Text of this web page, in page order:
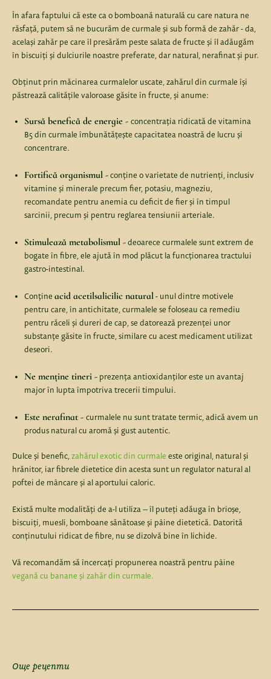
În afara faptului că este ca o bomboană naturală cu care natura ne
răsfață, putem să ne bucurăm de curmale și sub formă de zahăr - da,
același zahăr pe care îl presărăm peste salata de fructe și îl adăugăm
în biscuiți și dulciurile noastre preferate, dar natural, nerafinat și pur.
Obținut prin măcinarea curmalelor uscate, zahărul din curmale își
păstrează calitățile valoroase găsite în fructe, și anume:
Sursă benefică de energie - concentrația ridicată de vitamina
B5 din curmale îmbunătățește capacitatea noastră de lucru și
concentrare.
Fortifică organismul -conține o varietate de nutrienți, inclusiv
vitamine și minerale precum fier, potasiu, magneziu,
recomandate pentru anemia cu deficit de fier și în timpul
sarcinii, precum și pentru reglarea tensiunii arteriale.
Stimulează metabolismul -deoarece curmalele sunt extrem de
bogate în fibre, ele ajută în mod plăcut la funcționarea tractului
gastro-intestinal.
Conține acid acetilsalicilic natural- unul dintre motivele
pentru care, în antichitate, curmalele se foloseau ca remediu
pentru răceli și dureri de cap, se datorează prezenței unor
substanțe găsite în fructe, similare cu acest medicament utilizat
deseori.
Ne menține tineri - prezența antioxidanților este un avantaj
major în lupta împotriva trecerii timpului.
Este nerafinat - curmalele nu sunt tratate termic, adică avem un
produs natural cu aromă și gust autentic.
Dulce și benefic,zahărul exotic din curmale este original, natural și
hrănitor, iar fibrele dietetice din acesta sunt un regulator natural al
poftei de mâncare și al aportului caloric.
Există multe modalități de a-l utiliza – îl puteți adăuga în brioșe,
biscuiți, muesli, bomboane sănătoase și pâine dietetică. Datorită
conținutului ridicat de fibre, nu se dizolvă bine în lichide.
Vă recomandăm să încercați propunerea noastră pentru pâine
vegană cu banane și zahăr din curmale.
Още рецепти